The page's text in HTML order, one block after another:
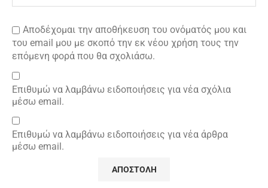
Αποδέχομαι την αποθήκευση του ονόματός μου και
του email μου με σκοπό την εκ νέου χρήση τους την
επόμενη φορά που θα σχολιάσω.
Επιθυμώ να λαμβάνω ειδοποιήσεις για νέα σχόλια
μέσω email.
Επιθυμώ να λαμβάνω ειδοποιήσεις για νέα άρθρα
μέσω email.